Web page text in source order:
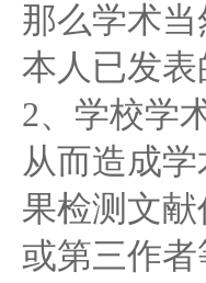
那么学术
本人已发
2、学校学
从而造成
果检测文
或第三作